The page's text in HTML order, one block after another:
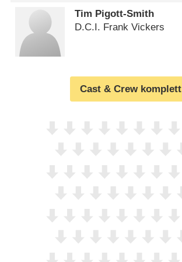
Tim Pigott-Smith
D.C.I. Frank Vickers
Cast & Crew komplett